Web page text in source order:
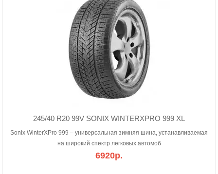
245/40 R20 99V SONIX WINTERXPRO 999 XL
Sonix WinterXPro 999 – универсальная зимняя шина, устанавливаемая
на широкий спектр легковых автомоб
6920р.